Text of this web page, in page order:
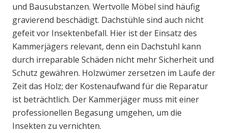
und Bausubstanzen. Wertvolle Möbel sind häufig
gravierend beschädigt. Dachstühle sind auch nicht
gefeit vor Insektenbefall. Hier ist der Einsatz des
Kammerjägers relevant, denn ein Dachstuhl kann
durch irreparable Schäden nicht mehr Sicherheit und
Schutz gewähren. Holzwümer zersetzen im Laufe der
Zeit das Holz; der Kostenaufwand für die Reparatur
ist beträchtlich. Der Kammerjäger muss mit einer
professionellen Begasung umgehen, um die
Insekten zu vernichten.